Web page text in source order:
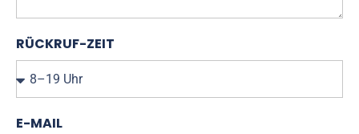
RÜCKRUF-ZEIT
E-MAIL